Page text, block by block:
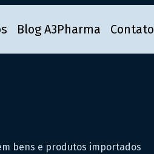
Blog A3Pharma Contato
bens e produtos importados